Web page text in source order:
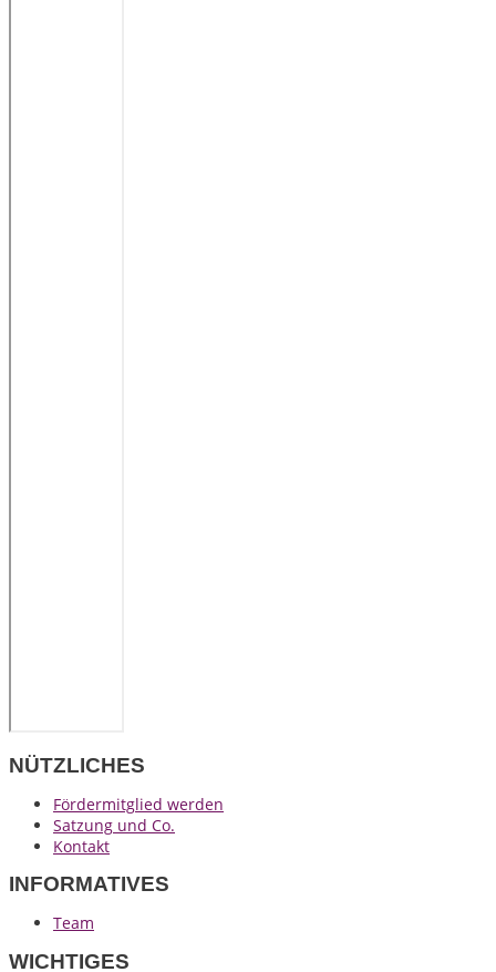
NÜTZLICHES
Fördermitglied werden
Satzung und Co.
Kontakt
INFORMATIVES
Team
WICHTIGES